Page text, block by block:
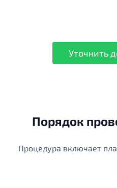
Уточнить
Порядок
Процедура включает